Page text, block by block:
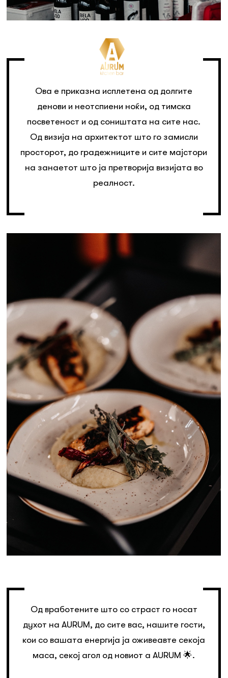
Ова е приказна исплетена од долгите
денови и неотспиени ноќи, од тимска
посветеност и од соништата на сите нас.
Од визија на архитектот што го замисли
просторот, до градежниците и сите мајстори
на занаетот што ја претворија визијата во
реалност.
Од вработените што со страст го носат
духот на AURUM, до сите вас, нашите гости,
кои со вашата енергија ја оживеавте секоја
маса, секој агол од новиот a AURUM 🌟.